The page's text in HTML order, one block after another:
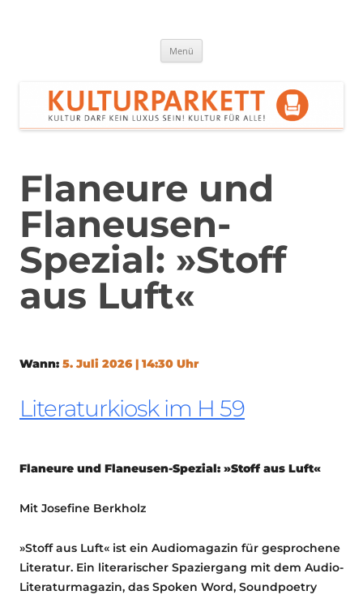
Menü
Flaneure und
Flaneusen-
Spezial: »Stoff
aus Luft«
Wann: 5. Juli 2026 | 14:30 Uhr
Literaturkiosk im H 59
Flaneure und Flaneusen-Spezial: »Stoff aus Luft«
Mit Josefine Berkholz
»Stoff aus Luft« ist ein Audiomagazin für gesprochene
Literatur. Ein literarischer Spaziergang mit dem Audio-
Literaturmagazin, das Spoken Word, Soundpoetry